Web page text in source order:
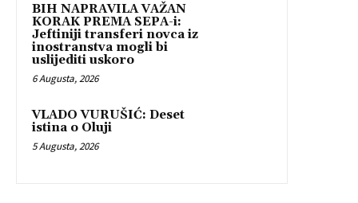
BIH NAPRAVILA VAŽAN
KORAK PREMA SEPA-i:
Jeftiniji transferi novca iz
inostranstva mogli bi
uslijediti uskoro
6 Augusta, 2026
VLADO VURUŠIĆ: Deset
istina o Oluji
5 Augusta, 2026